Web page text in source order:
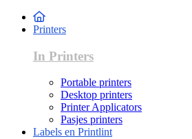
Printers
In Printers
Portable printers
Desktop printers
Printer Applicators
Pasjes printers
Labels en Printlint